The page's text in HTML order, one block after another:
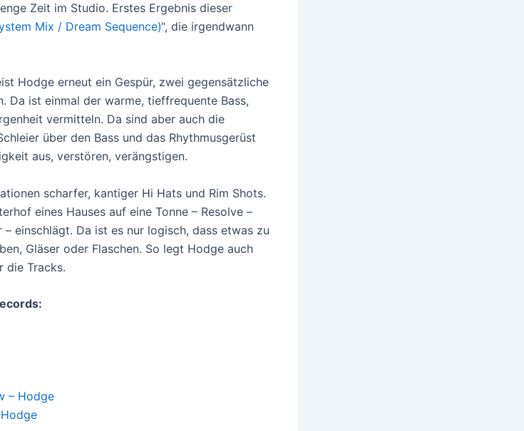
Zeit im Studio. Erstes Ergebnis dieser
Mix / Dream Sequence)“, die irgendwann
Hodge erneut ein Gespür, zwei gegensätzliche
Da ist einmal der warme, tieffrequente Bass,
vermitteln. Da sind aber auch die
über den Bass und das Rhythmusgerüst
aus, verstören, verängstigen.
scharfer, kantiger Hi Hats und Rim Shots.
eines Hauses auf eine Tonne – Resolve –
einschlägt. Da ist es nur logisch, dass etwas zu
Gläser oder Flaschen. So legt Hodge auch
die Tracks.
– Hodge